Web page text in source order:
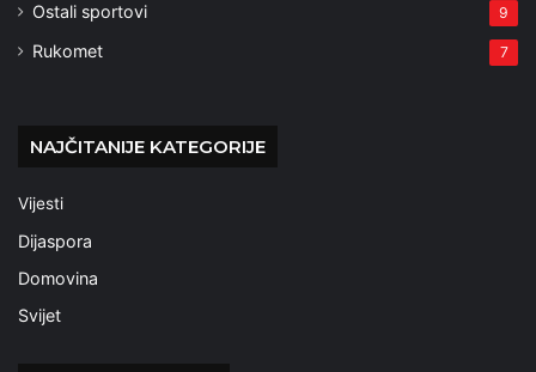
Ostali sportovi 9
Rukomet 7
NAJČITANIJE KATEGORIJE
Vijesti
Dijaspora
Domovina
Svijet